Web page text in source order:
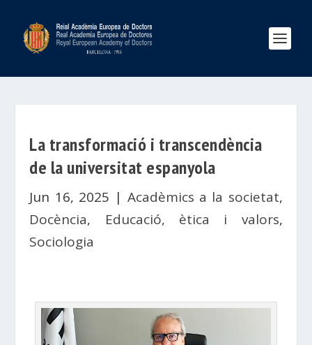
La transformació i transcendència
de la universitat espanyola
Jun 16, 2025 | Acadèmics a la societat,
Docència, Educació, ètica i valors,
Sociologia